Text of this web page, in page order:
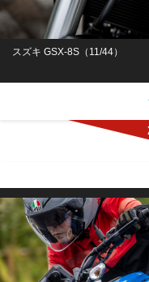
スズキ GSX-8S（11/44）